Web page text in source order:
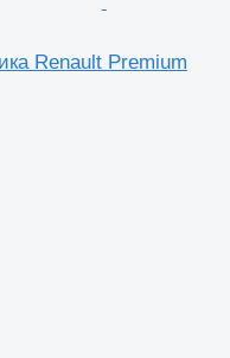
Renault Premium